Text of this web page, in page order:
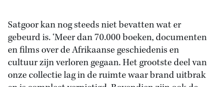
Satgoor kan nog steeds niet bevatten wat er
gebeurd is. ‘Meer dan 70.000 boeken, documenten
en films over de Afrikaanse geschiedenis en
cultuur zijn verloren gegaan. Het grootste deel van
onze collectie lag in de ruimte waar brand uitbrak